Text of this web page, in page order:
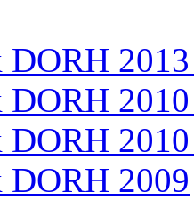
DORH
DORH
DORH
DORH 2009